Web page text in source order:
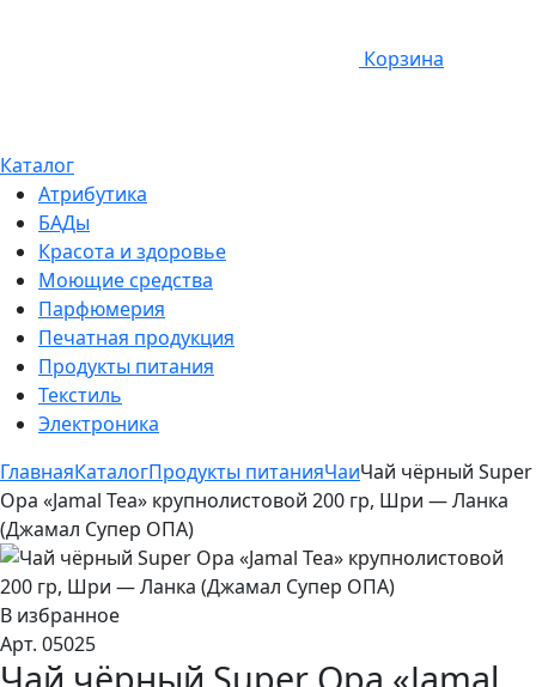
Корзина
Каталог
Атрибутика
БАДы
Красота и здоровье
Моющие средства
Парфюмерия
Печатная продукция
Продукты питания
Текстиль
Электроника
ГлавнаяКаталогПродукты питанияЧаиЧай чёрный Super
Opa «Jamal Tea» крупнолистовой 200 гр, Шри — Ланка
(Джамал Супер ОПА)
В избранное
Арт. 05025